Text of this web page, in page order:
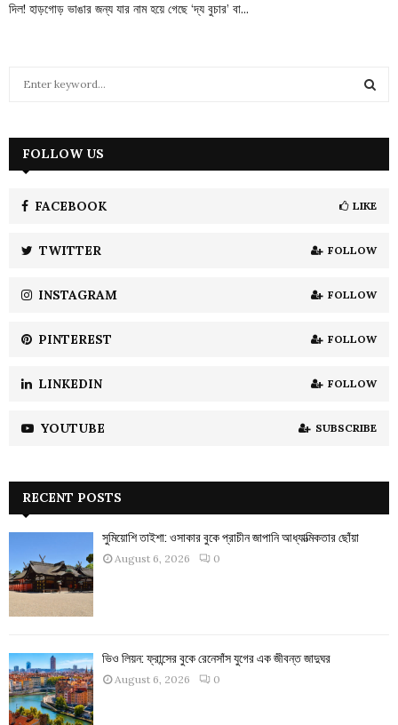
দিল! হাড়গোড় ভাঙার জন্য যার নাম হয়ে গেছে ‘দ্য বুচার’ বা...
h
H
FOLLOW US
FACEBOOK LIKE
TWITTER FOLLOW
INSTAGRAM FOLLOW
PINTEREST FOLLOW
LINKEDIN FOLLOW
YOUTUBE SUBSCRIBE
RECENT POSTS
সুমিয়োশি তাইশা: ওসাকার বুকে প্রাচীন জাপানি আধ্যাত্মিকতার ছোঁয়া
August 6, 2026 0
ভিও লিয়ন: ফ্রান্সের বুকে রেনেসাঁস যুগের এক জীবন্ত জাদুঘর
August 6, 2026 0